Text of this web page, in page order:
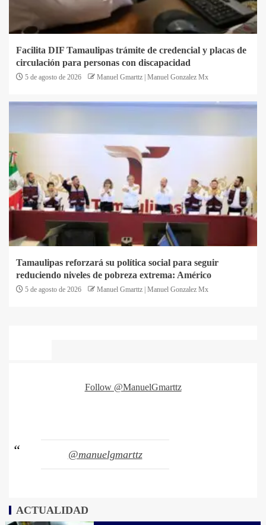
Facilita DIF Tamaulipas trámite de credencial y placas de
circulación para personas con discapacidad
5 de agosto de 2026 Manuel Gmarttz | Manuel Gonzalez Mx
Tamaulipas reforzará su política social para seguir
reduciendo niveles de pobreza extrema: Américo
5 de agosto de 2026 Manuel Gmarttz | Manuel Gonzalez Mx
Follow @ManuelGmarttz
@manuelgmarttz
ACTUALIDAD